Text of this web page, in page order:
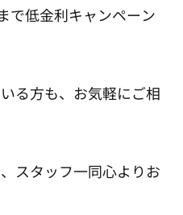
で低金利キャンペーン
る方も、お気軽にご相
スタッフ一同心よりお